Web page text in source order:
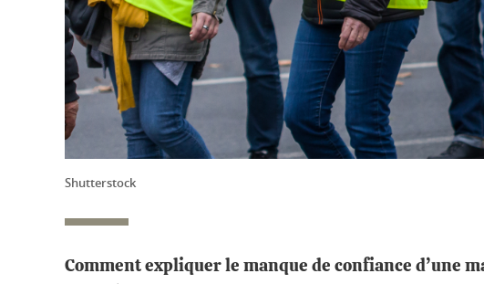
Shutterstock
Comment expliquer le manque de confiance d’une